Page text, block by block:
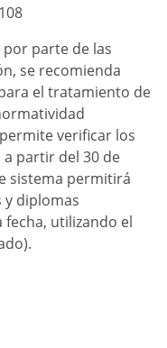
parte de las
se recomienda
el tratamiento de
verificar los
partir del 30 de
sistema permitirá
diplomas
utilizando el